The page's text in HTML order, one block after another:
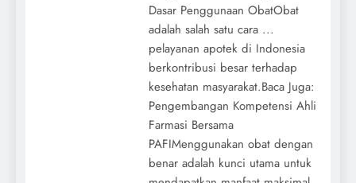
Dasar Penggunaan ObatObat
adalah salah satu cara ...
pelayanan apotek di Indonesia
berkontribusi besar terhadap
kesehatan masyarakat.Baca Juga:
Pengembangan Kompetensi Ahli
Farmasi Bersama
PAFIMenggunakan obat dengan
benar adalah kunci utama untuk